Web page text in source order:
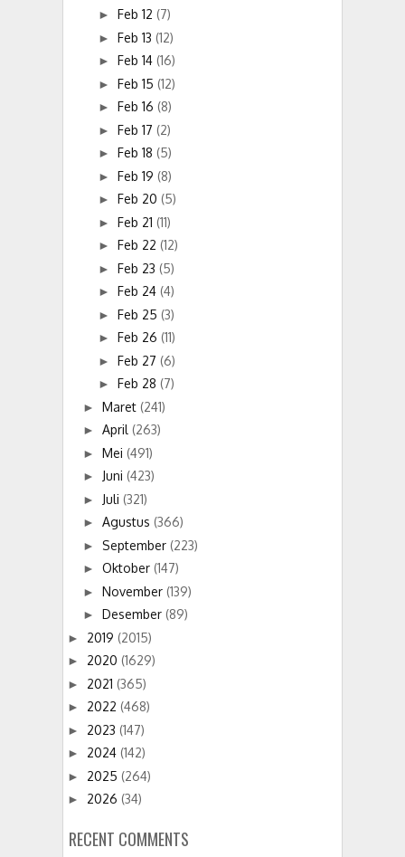
► Feb 12 (7)
► Feb 13 (12)
► Feb 14 (16)
► Feb 15 (12)
► Feb 16 (8)
► Feb 17 (2)
► Feb 18 (5)
► Feb 19 (8)
► Feb 20 (5)
► Feb 21 (11)
► Feb 22 (12)
► Feb 23 (5)
► Feb 24 (4)
► Feb 25 (3)
► Feb 26 (11)
► Feb 27 (6)
► Feb 28 (7)
► Maret (241)
► April (263)
► Mei (491)
► Juni (423)
► Juli (321)
► Agustus (366)
► September (223)
► Oktober (147)
► November (139)
► Desember (89)
► 2019 (2015)
► 2020 (1629)
► 2021 (365)
► 2022 (468)
► 2023 (147)
► 2024 (142)
► 2025 (264)
► 2026 (34)
RECENT COMMENTS